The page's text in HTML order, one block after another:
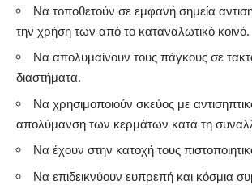
Να τοποθετούν σε εμφανή σημεία
την χρήση των από το καταναλωτικό κοινό.
Να απολυμαίνουν τους πάγκους σε
διαστήματα.
Να χρησιμοποιούν σκεύος με
απολύμανση των κερμάτων κατά τη
Να έχουν στην κατοχή τους
Να επιδεικνύουν ευπρεπή και κόσμια